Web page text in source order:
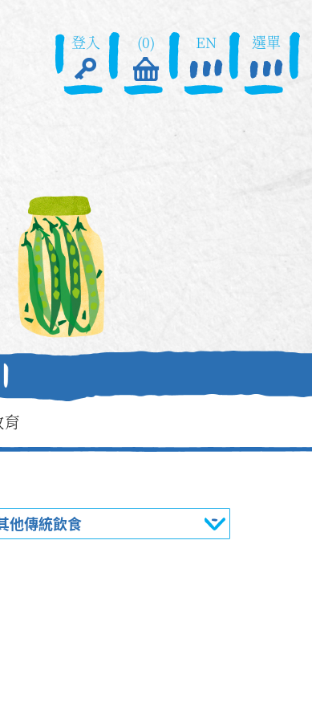
登入 (0) EN 選單
他傳統飲食